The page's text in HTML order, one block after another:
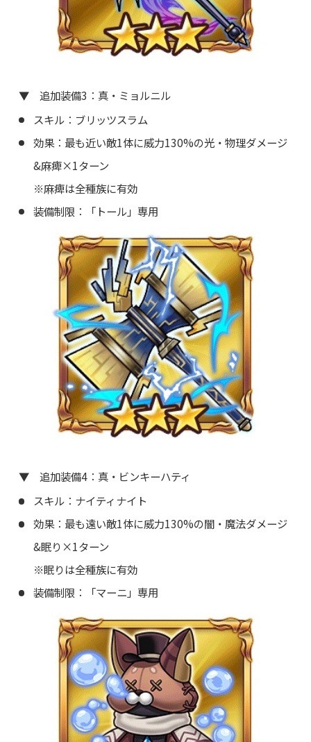
▼ 追加装備3：真・ミョルニル
スキル：ブリッツスラム
効果：最も近い敵1体に威力130%の光・物理ダメージ
&麻痺×1ターン
※麻痺は全種族に有効
装備制限：「トール」専用
▼ 追加装備4：真・ビンキーハティ
スキル：ナイティナイト
効果：最も遠い敵1体に威力130%の闇・魔法ダメージ
&眠り×1ターン
※眠りは全種族に有効
装備制限：「マーニ」専用